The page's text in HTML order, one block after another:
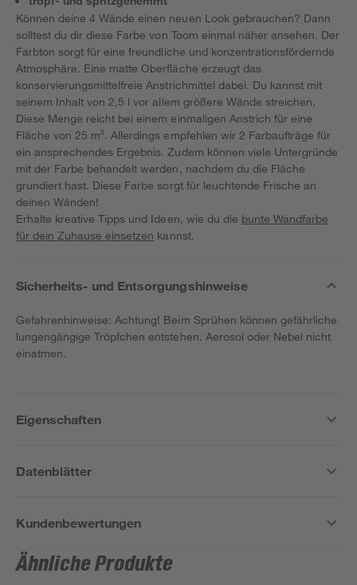
Können deine 4 Wände einen neuen Look gebrauchen? Dann
solltest du dir diese Farbe von Toom einmal näher ansehen. Der
Farbton sorgt für eine freundliche und konzentrationsfördernde
Atmosphäre. Eine matte Oberfläche erzeugt das
konservierungsmittelfreie Anstrichmittel dabei. Du kannst mit
seinem Inhalt von 2,5 l vor allem größere Wände streichen.
Diese Menge reicht bei einem einmaligen Anstrich für eine
Fläche von 25 m². Allerdings empfehlen wir 2 Farbaufträge für
ein ansprechendes Ergebnis. Zudem können viele Untergründe
mit der Farbe behandelt werden, nachdem du die Fläche
grundiert hast. Diese Farbe sorgt für leuchtende Frische an
deinen Wänden!
Erhalte kreative Tipps und Ideen, wie du die bunte Wandfarbe
für dein Zuhause einsetzen kannst.
Sicherheits- und Entsorgungshinweise
Gefahrenhinweise: Achtung! Beim Sprühen können gefährliche
lungengängige Tröpfchen entstehen. Aerosol oder Nebel nicht
einatmen.
Eigenschaften
Datenblätter
Kundenbewertungen
Ähnliche Produkte